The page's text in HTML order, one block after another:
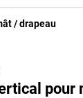
/ drapeau
pour